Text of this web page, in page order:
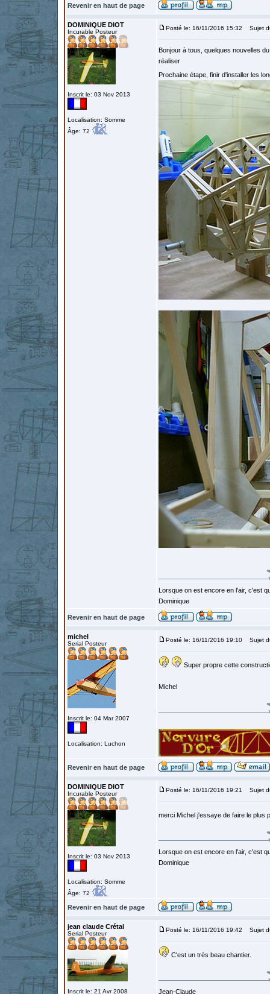
Revenir en haut de page
DOMINIQUE DIOT
Incurable Posteur
Inscrit le: 03 Nov 2013
Localisation: Somme
Âge: 72
Posté le: 16/11/2016 15:32 Sujet
Bonjour à tous, quelques nouvelles
réaliser
Prochaine étape, finir d'installer les
Lorsque on est encore en l'air, c'est
Dominique
Revenir en haut de page
michel
Serial Posteur
Inscrit le: 04 Mar 2007
Localisation: Luchon
Posté le: 16/11/2016 19:10 Sujet
Super propre cette
Michel
Revenir en haut de page
DOMINIQUE DIOT
Incurable Posteur
Inscrit le: 03 Nov 2013
Localisation: Somme
Âge: 72
Posté le: 16/11/2016 19:21 Sujet
merci Michel j'essaye de faire le plus
Lorsque on est encore en l'air, c'est
Dominique
Revenir en haut de page
jean claude Crétal
Serial Posteur
Inscrit le: 21 Avr 2008
Posté le: 16/11/2016 19:42 Sujet
C'est un très beau chantier.
Jean-Claude